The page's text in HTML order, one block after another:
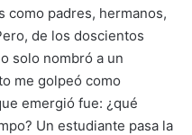
como padres, hermanos,
de los doscientos
solo nombró a un
me golpeó como
emergió fue: ¿qué
Un estudiante pasa la